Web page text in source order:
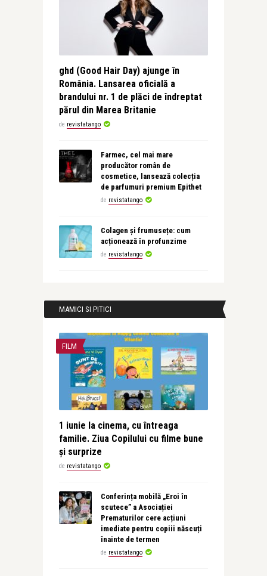
ghd (Good Hair Day) ajunge în
România. Lansarea oficială a
brandului nr. 1 de plăci de îndreptat
părul din Marea Britanie
de revistatango
Farmec, cel mai mare
producător român de
cosmetice, lansează colecția
de parfumuri premium Epithet
de revistatango
Colagen și frumusețe: cum
acționează în profunzime
de revistatango
MAMICI SI PITICI
FILM
1 iunie la cinema, cu întreaga
familie. Ziua Copilului cu filme bune
și surprize
de revistatango
Conferința mobilă „Eroi în
scutece” a Asociației
Prematurilor cere acțiuni
imediate pentru copiii născuți
înainte de termen
de revistatango